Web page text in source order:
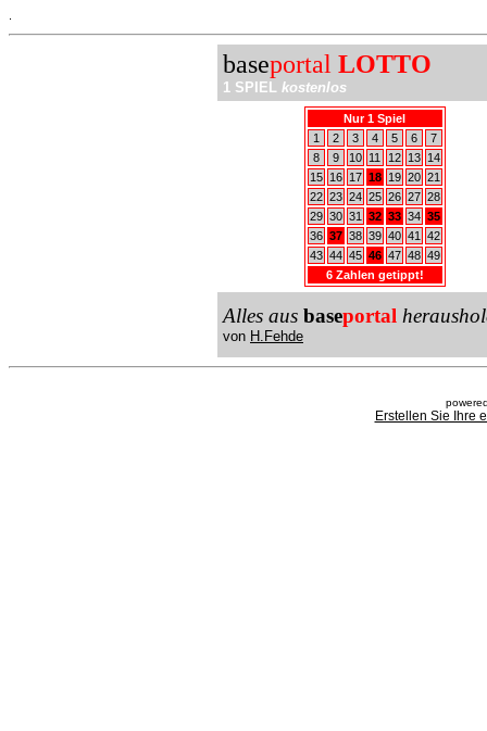
baseportal LOTTO
1 SPIEL kostenlos
Nur 1 Spiel
1
2 3 4 5 6
7
8
9 10 11 12 13
14
15
16 17 18 19 20 21
22 23 24 25 26 27 28
29 30 31 32 33 34 35
36 37 38 39 40 41
42
43 44 45 46 47 48 49
6 Zahlen getippt!
Alles aus baseportal
von H.Fehde
Erstellen Sie Ihre